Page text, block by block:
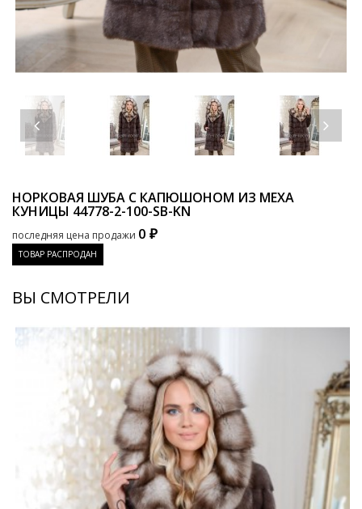
НОРКОВАЯ ШУБА С КАПЮШОНОМ ИЗ МЕХА
КУНИЦЫ 44778-2-100-SB-KN
последняя цена продажи 0 ₽
ТОВАР РАСПРОДАН
ВЫ СМОТРЕЛИ